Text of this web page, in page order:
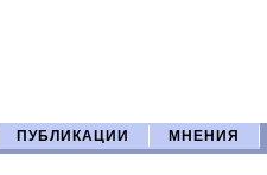
ПУБЛИКАЦИИ МНЕНИЯ